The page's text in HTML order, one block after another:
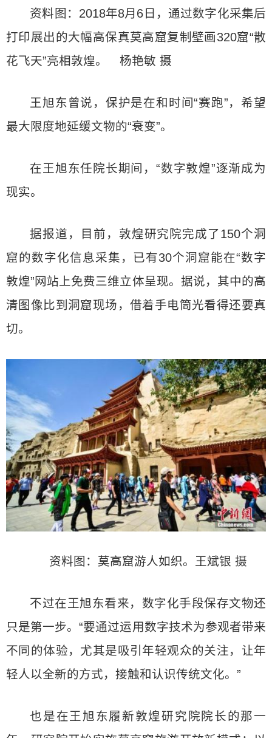
资料图：2018年8月6日，通过数字化采集后
打印展出的大幅高保真莫高窟复制壁画320窟“散
花飞天”亮相敦煌。 杨艳敏 摄
王旭东曾说，保护是在和时间“赛跑”，希望
最大限度地延缓文物的“衰变”。
在王旭东任院长期间，“数字敦煌”逐渐成为
现实。
据报道，目前，敦煌研究院完成了150个洞
窟的数字化信息采集，已有30个洞窟能在“数字
敦煌”网站上免费三维立体呈现。据说，其中的高
清图像比到洞窟现场，借着手电筒光看得还要真
切。
资料图：莫高窟游人如织。王斌银 摄
不过在王旭东看来，数字化手段保存文物还
只是第一步。“要通过运用数字技术为参观者带来
不同的体验，尤其是吸引年轻观众的关注，让年
轻人以全新的方式，接触和认识传统文化。”
也是在王旭东履新敦煌研究院院长的那一